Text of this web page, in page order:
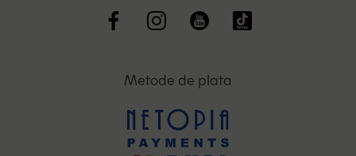
Metode de plata